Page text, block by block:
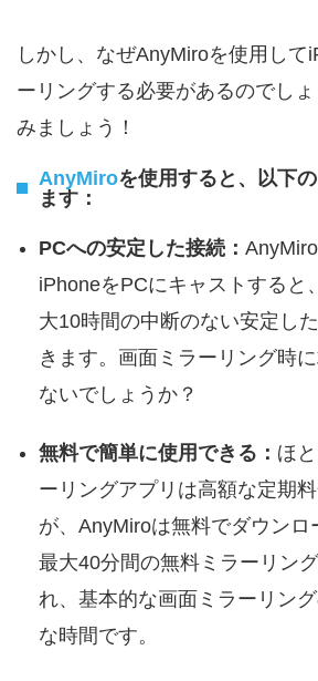
しかし、なぜAnyMiroを使用して
ーリングする必要があるのでし
みましょう！
AnyMiroを使用すると、以下
ます：
PCへの安定した接続：
iPhoneをPCにキャストすると
大10時間の中断のない安定し
きます。画面ミラーリング時
ないでしょうか？
無料で簡単に使用できる： ほ
ーリングアプリは高額な定期
が、AnyMiroは無料でダウンロ
最大40分間の無料ミラーリン
れ、基本的な画面ミラーリン
な時間です。